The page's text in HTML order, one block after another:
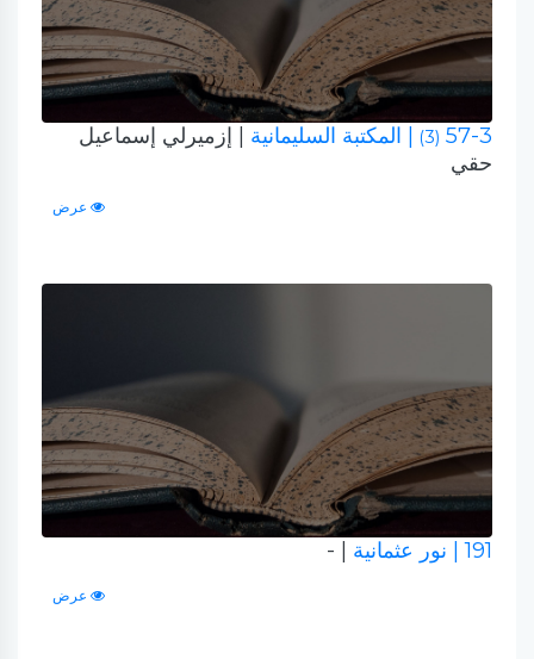
57-3
(3) | المكتبة السليمانية
| إزميرلي إسماعيل
حقي
عرض
191 | نور عثمانية | -
عرض